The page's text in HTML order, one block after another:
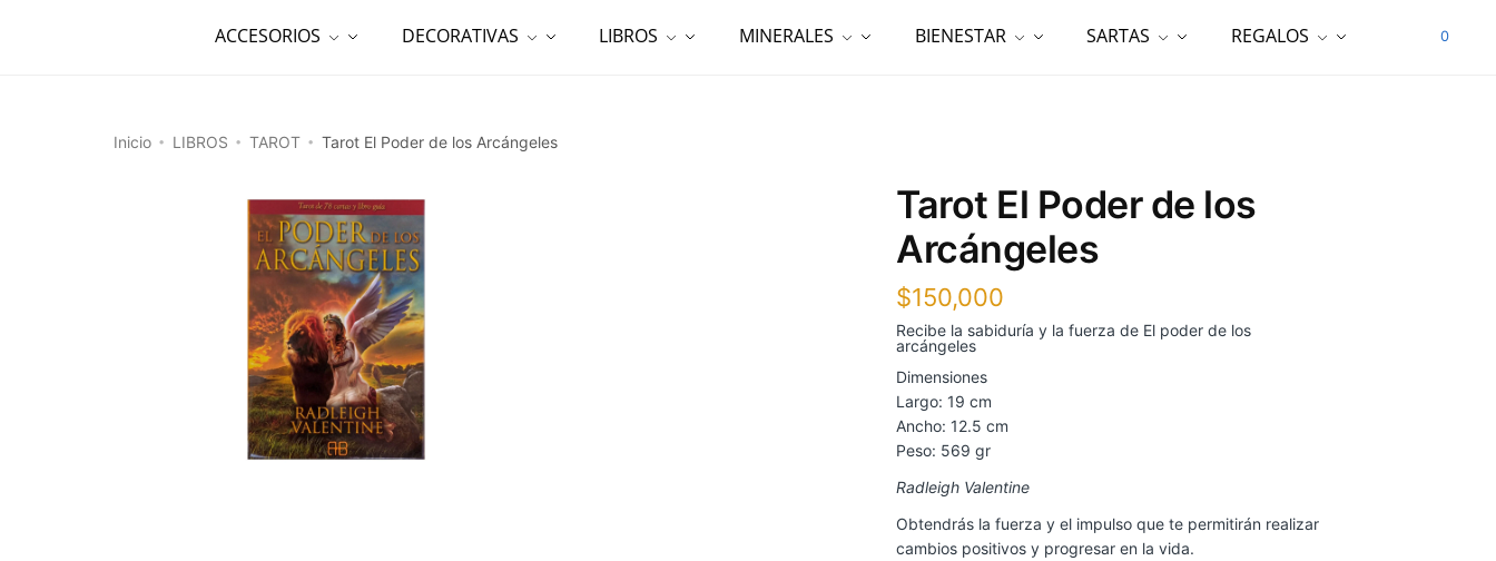
ACCESORIOS DECORATIVAS LIBROS MINERALES BIENESTAR SARTAS REGALOS 0
Inicio • LIBROS • TAROT • Tarot El Poder de los Arcángeles
Tarot El Poder de los
Arcángeles
$150,000
Recibe la sabiduría y la fuerza de El poder de los
arcángeles
Dimensiones
Largo: 19 cm
Ancho: 12.5 cm
Peso: 569 gr
Radleigh Valentine
Obtendrás la fuerza y el impulso que te permitirán realizar
cambios positivos y progresar en la vida.